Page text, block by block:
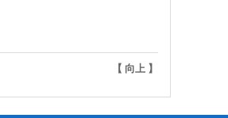
【 向上 】